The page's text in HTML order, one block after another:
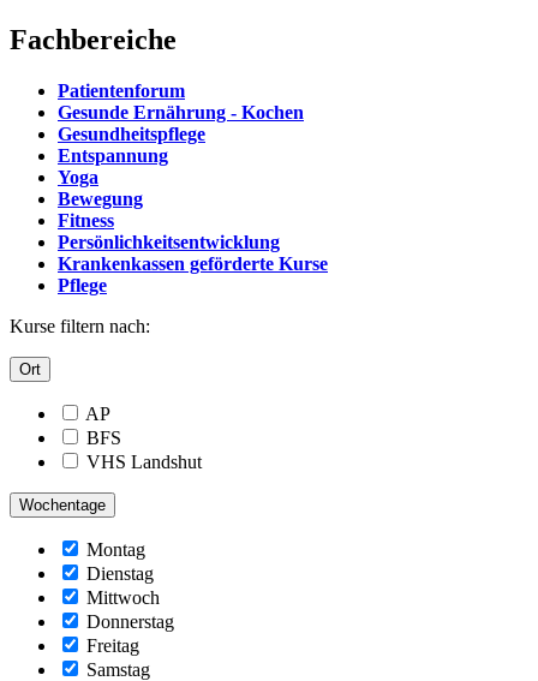
Fachbereiche
Patientenforum
Gesunde Ernährung - Kochen
Gesundheitspflege
Entspannung
Yoga
Bewegung
Fitness
Persönlichkeitsentwicklung
Krankenkassen geförderte Kurse
Pflege
Kurse filtern nach:
Ort
AP
BFS
VHS Landshut
Wochentage
Montag
Dienstag
Mittwoch
Donnerstag
Freitag
Samstag